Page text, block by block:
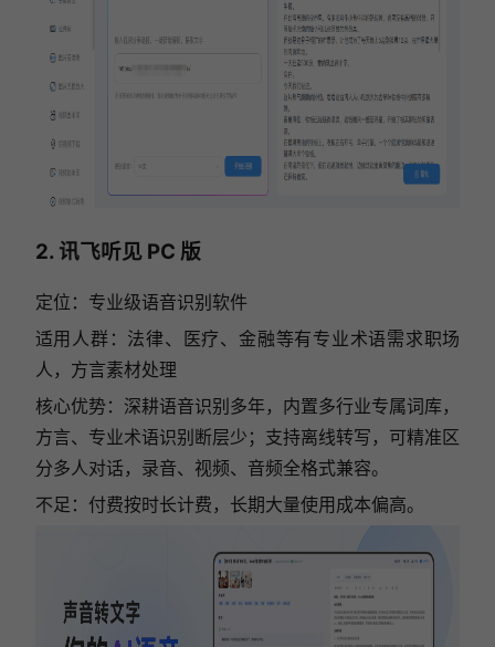
2. 讯飞听见 PC 版
定位：专业级语音识别软件
适用人群：法律、医疗、金融等有专业术语需求职场
人，方言素材处理
核心优势：深耕语音识别多年，内置多行业专属词库，
方言、专业术语识别断层少；支持离线转写，可精准区
分多人对话，录音、视频、音频全格式兼容。
不足：付费按时长计费，长期大量使用成本偏高。